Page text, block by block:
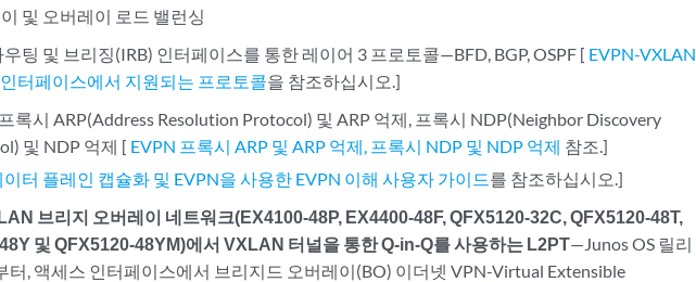
및 오버레이 로드 밸런싱
우팅 및 브리징(IRB) 인터페이스를 통한 레이어 3 프로토콜—BFD, BGP, OSPF [ EVPN-VXLAN
터페이스에서 지원되는 프로토콜을 참조하십시오.]
록시 ARP(Address Resolution Protocol) 및 ARP 억제, 프록시 NDP(Neighbor Discovery
및 NDP 억제 [ EVPN 프록시 ARP 및 ARP 억제, 프록시 NDP 및 NDP 억제 참조.]
터 플레인 캡슐화 및 EVPN을 사용한 EVPN 이해 사용자 가이드를 참조하십시오.]
브리지 오버레이 네트워크(EX4100-48P, EX4400-48F, QFX5120-32C, QFX5120-48T,
및 QFX5120-48YM)에서 VXLAN 터널을 통한 Q-in-Q를 사용하는 L2PT—Junos OS 릴리
터, 액세스 인터페이스에서 브리지드 오버레이(BO) 이더넷 VPN-Virtual Extensible